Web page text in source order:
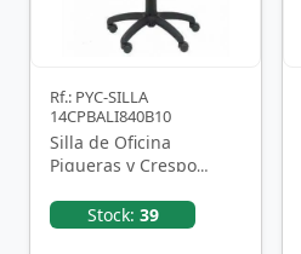
Rf.: PYC-SILLA
14CPBALI840B10
Silla de Oficina
Piqueras y Crespo
NegraStock: 39